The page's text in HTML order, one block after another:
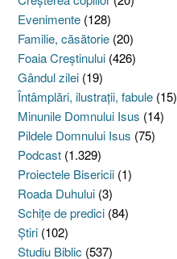
Evenimente (128)
Familie, căsătorie (20)
Foaia Creştinului (426)
Gândul zilei (19)
Întâmplări, ilustraţii, fabule (15)
Minunile Domnului Isus (14)
Pildele Domnului Isus (75)
Podcast (1.329)
Proiectele Bisericii (1)
Roada Duhului (3)
Schiţe de predici (84)
Ştiri (102)
Studiu Biblic (537)